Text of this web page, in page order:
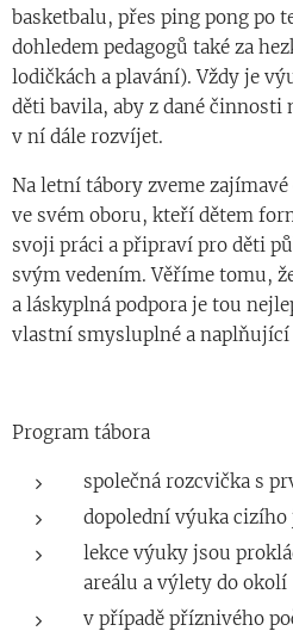
basketbalu, přes ping pong po
dohledem pedagogů také za
lodičkách a plavání). Vždy je
děti bavila, aby z dané činnosti
v ní dále rozvíjet.
Na letní tábory zveme
ve svém oboru, kteří dětem
svoji práci a připraví pro děti
svým vedením. Věříme tomu,
a láskyplná podpora je tou
vlastní smysluplné a naplňující
Program tábora
společná rozcvička s
dopolední výuka cizího
lekce výuky jsou
areálu a výlety do okolí
v případě příznivého